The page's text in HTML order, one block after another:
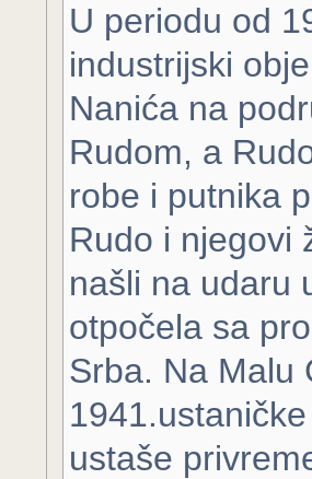
U periodu od
industrijski
Nanića na
Rudom, a
robe i putnika
Rudo i njegovi
našli na udaru
otpočela sa
Srba. Na Malu
ustaše